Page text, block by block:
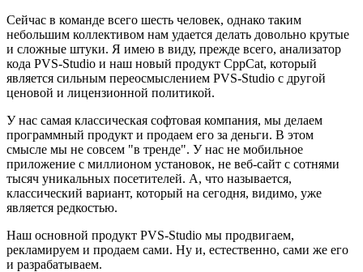
Сейчас в команде всего шесть человек, однако таким
небольшим коллективом нам удается делать довольно крутые
и сложные штуки. Я имею в виду, прежде всего, анализатор
кода PVS-Studio и наш новый продукт CppCat, который
является сильным переосмыслением PVS-Studio с другой
ценовой и лицензионной политикой.
У нас самая классическая софтовая компания, мы делаем
программный продукт и продаем его за деньги. В этом
смысле мы не совсем "в тренде". У нас не мобильное
приложение с миллионом установок, не веб-сайт с сотнями
тысяч уникальных посетителей. А, что называется,
классический вариант, который на сегодня, видимо, уже
является редкостью.
Наш основной продукт PVS-Studio мы продвигаем,
рекламируем и продаем сами. Ну и, естественно, сами же его
и разрабатываем.